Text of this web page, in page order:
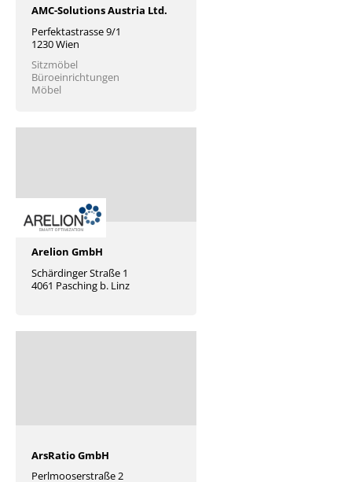
AMC-Solutions Austria Ltd.
Perfektastrasse 9/1
1230 Wien
Sitzmöbel
Büroeinrichtungen
Möbel
Arelion GmbH
Schärdinger Straße 1
4061 Pasching b. Linz
ArsRatio GmbH
Perlmooserstraße 2